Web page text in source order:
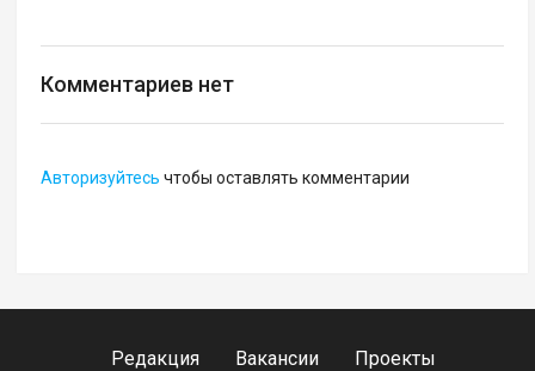
Комментариев нет
Авторизуйтесь чтобы оставлять комментарии
Редакция Вакансии
Проекты